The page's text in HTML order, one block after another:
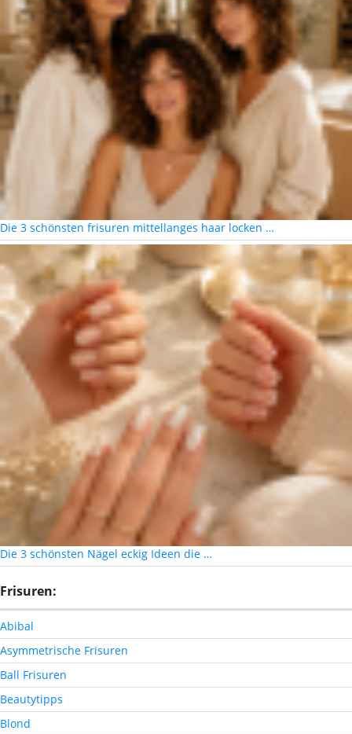
Die 3 schönsten frisuren mittellanges haar locken …
Die 3 schönsten Nägel eckig Ideen die …
Frisuren:
Abibal
Asymmetrische Frisuren
Ball Frisuren
Beautytipps
Blond